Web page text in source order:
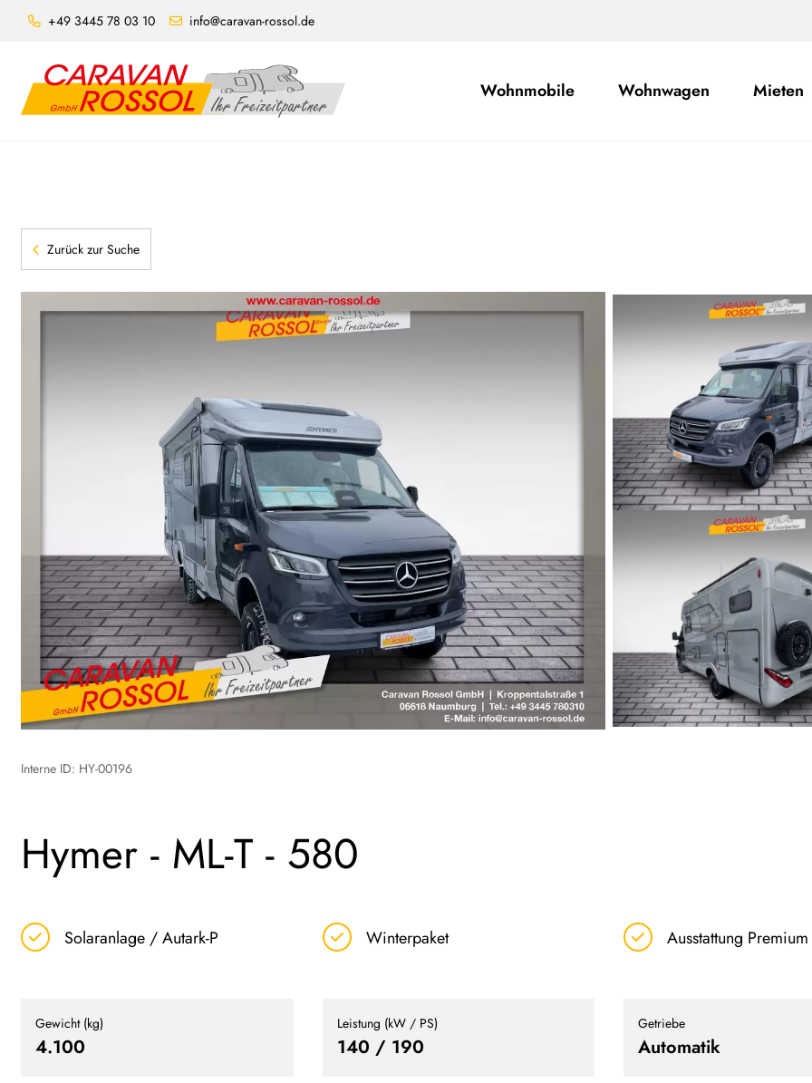
+49 3445 78 03 10 info@caravan-rossol.de
Wohnmobile Wohnwagen Mieten
Zurück zur Suche
Interne ID: HY-00196
Hymer - ML-T - 580
Solaranlage / Autark-P Winterpaket Ausstattung Premium
Gewicht (kg)
4.100
Leistung (kW / PS)
140 / 190
Getriebe
Automatik